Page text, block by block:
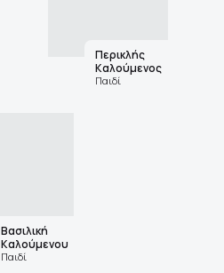
Περικλής
Καλούμενος
Παιδί
Βασιλική
Καλούμενου
Παιδί